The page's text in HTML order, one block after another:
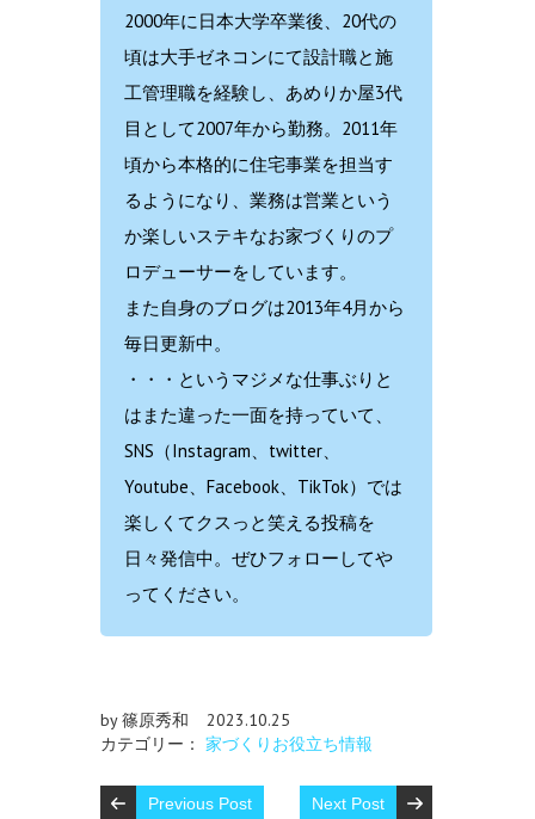
2000年に日本大学卒業後、20代の
頃は大手ゼネコンにて設計職と施
工管理職を経験し、あめりか屋3代
目として2007年から勤務。2011年
頃から本格的に住宅事業を担当す
るようになり、業務は営業という
か楽しいステキなお家づくりのプ
ロデューサーをしています。
また自身のブログは2013年4月から
毎日更新中。
・・・というマジメな仕事ぶりと
はまた違った一面を持っていて、
SNS（Instagram、twitter、
Youtube、Facebook、TikTok）では
楽しくてクスっと笑える投稿を
日々発信中。ぜひフォローしてや
ってください。
by 篠原秀和
2023.10.25
カテゴリー： 家づくりお役立ち情報
Previous Post Next Post